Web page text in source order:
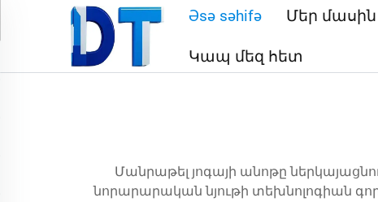
Əsə səhifə Մեր մասին
Կապ մեզ հետ
Մանրաթել յոգայի անոթը
նորարարական նյութի տեխնոլոգիան